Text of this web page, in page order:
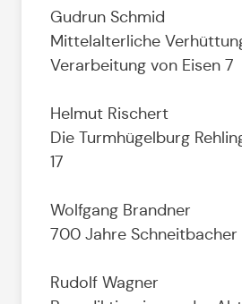
Gudrun Schmid
Mittelalterliche
Verarbeitung von Eisen 7
Helmut Rischert
Die Turmhügelburg
17
Wolfgang Brandner
700 Jahre Schneitbacher
Rudolf Wagner